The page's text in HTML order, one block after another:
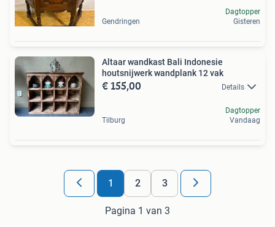
Gendringen
Dagtopper
Gisteren
Altaar wandkast Bali Indonesie
houtsnijwerk wandplank 12 vak
€ 155,00 Details
Tilburg
Dagtopper
Vandaag
1 2 3
Pagina 1 van 3